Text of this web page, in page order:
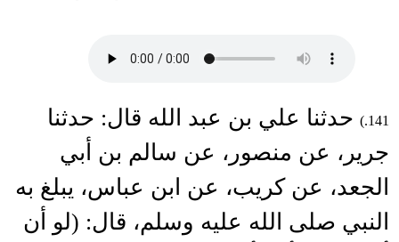
141.)
حدثنا علي بن عبد الله قال: حدثنا
جرير، عن منصور، عن سالم بن أبي
الجعد، عن كريب، عن ابن عباس، يبلغ به
النبي صلى الله عليه وسلم، قال: (لو أن